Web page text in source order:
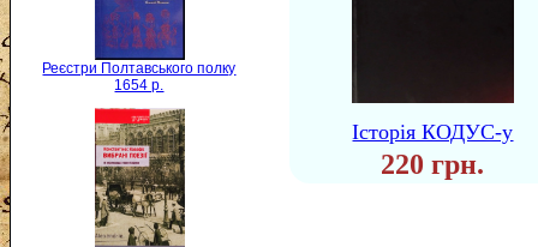
Реєстри Полтавського полку
1654 р.
Історія КОДУС-у
220 грн.